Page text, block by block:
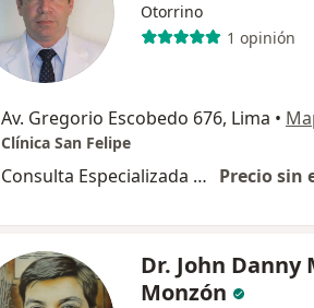
Otorrino
1 opinión
Av. Gregorio Escobedo 676, Lima •
Clínica San Felipe
Consulta Especializada Otorrinolaringológica Precio sin
Dr. John Danny
Monzón